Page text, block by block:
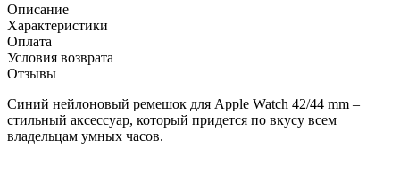
Описание
Характеристики
Оплата
Условия возврата
Отзывы
Синий нейлоновый ремешок для Apple Watch 42/44 mm –
стильный аксессуар, который придется по вкусу всем
владельцам умных часов.